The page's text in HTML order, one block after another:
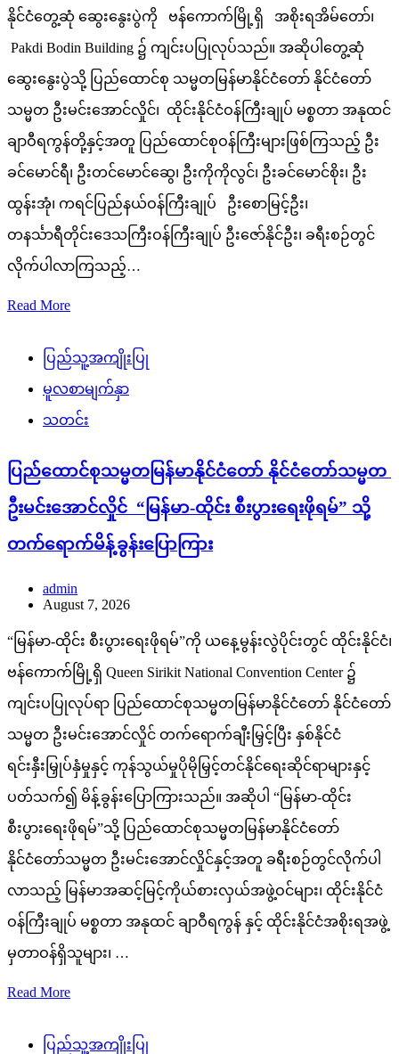
နိုင်ငံတွေ့ဆုံ ဆွေးနွေးပွဲကို ဗန်ကောက်မြို့ရှိ အစိုးရအိမ်တော်၊
Pakdi Bodin Building ၌ ကျင်းပပြုလုပ်သည်။ အဆိုပါတွေ့ဆုံ
ဆွေးနွေးပွဲသို့ ပြည်ထောင်စု သမ္မတမြန်မာနိုင်ငံတော် နိုင်ငံတော်
သမ္မတ ဦးမင်းအောင်လှိုင်၊ ထိုင်းနိုင်ငံဝန်ကြီးချုပ် မစ္စတာ အနုထင်
ချာဝီရကွန်တို့နှင့်အတူ ပြည်ထောင်စုဝန်ကြီးများဖြစ်ကြသည့် ဦး
ခင်မောင်ရီ၊ ဦးတင်မောင်ဆွေ၊ ဦးကိုကိုလွင်၊ ဦးခင်မောင်စိုး၊ ဦး
ထွန်းအုံ၊ ကရင်ပြည်နယ်ဝန်ကြီးချုပ် ဦးစောမြင့်ဦး၊
တနင်္သာရီတိုင်းဒေသကြီးဝန်ကြီးချုပ် ဦးဇော်နိုင်ဦး၊ ခရီးစဉ်တွင်
လိုက်ပါလာကြသည့်…
Read More
ပြည်သူ့အကျိုးပြု
မူလစာမျက်နှာ
သတင်း
ပြည်ထောင်စုသမ္မတမြန်မာနိုင်ငံတော် နိုင်ငံတော်သမ္မတ
ဦးမင်းအောင်လှိုင် “မြန်မာ-ထိုင်း စီးပွားရေးဖိုရမ်” သို့
တက်ရောက်မိန့်ခွန်းပြောကြား
admin
August 7, 2026
“မြန်မာ-ထိုင်း စီးပွားရေးဖိုရမ်”ကို ယနေ့မွန်းလွဲပိုင်းတွင် ထိုင်းနိုင်ငံ၊
ဗန်ကောက်မြို့ရှိ Queen Sirikit National Convention Center ၌
ကျင်းပပြုလုပ်ရာ ပြည်ထောင်စုသမ္မတမြန်မာနိုင်ငံတော် နိုင်ငံတော်
သမ္မတ ဦးမင်းအောင်လှိုင် တက်ရောက်ချီးမြှင့်ပြီး နှစ်နိုင်ငံ
ရင်းနှီးမြှုပ်နှံမှုနှင့် ကုန်သွယ်မှုပိုမိုမြှင့်တင်နိုင်ရေးဆိုင်ရာများနှင့်
ပတ်သက်၍ မိန့်ခွန်းပြောကြားသည်။ အဆိုပါ “မြန်မာ-ထိုင်း
စီးပွားရေးဖိုရမ်”သို့ ပြည်ထောင်စုသမ္မတမြန်မာနိုင်ငံတော်
နိုင်ငံတော်သမ္မတ ဦးမင်းအောင်လှိုင်နှင့်အတူ ခရီးစဉ်တွင်လိုက်ပါ
လာသည့် မြန်မာအဆင့်မြင့်ကိုယ်စားလှယ်အဖွဲ့ဝင်များ၊ ထိုင်းနိုင်ငံ
ဝန်ကြီးချုပ် မစ္စတာ အနုထင် ချာဝီရကွန် နှင့် ထိုင်းနိုင်ငံအစိုးရအဖွဲ့
မှတာဝန်ရှိသူများ၊ …
Read More
ပြည်သူ့အကျိုးပြု